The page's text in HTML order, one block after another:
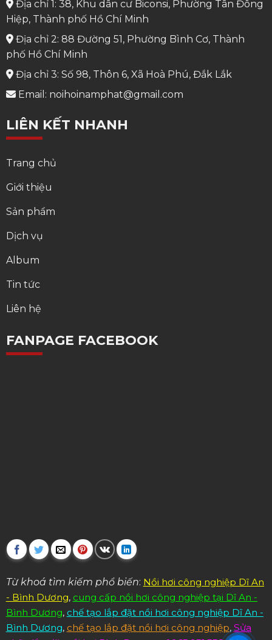
Địa chỉ 1: 38, Khu dân cư Biconsi, Phường Tân Đông
Hiệp, Thành phố Hồ Chí Minh
Địa chỉ 2: 88 Đường 51, Phường Bình Cơ, Thành
phố Hồ Chí Minh
Địa chỉ 3: Số 98, Thôn 6, Xã Hoà Phú, Đắk Lắk
Email: noihoinamphat@gmail.com
LIÊN KẾT NHANH
Trang chủ
Giới thiệu
Sản phẩm
Dịch vụ
Album
Tin tức
Liên hệ
FANPAGE FACEBOOK
Từ khoá tìm kiếm phổ biến: Nồi hơi công nghiệp Dĩ An
- Bình Dương, cung cấp nồi hơi công nghiệp tại Dĩ An -
Bình Dương, chế tạo lắp đặt nồi hơi công nghiệp Dĩ An -
Bình Dương, chế tạo lắp đặt nồi hơi công nghiệp,Sửa